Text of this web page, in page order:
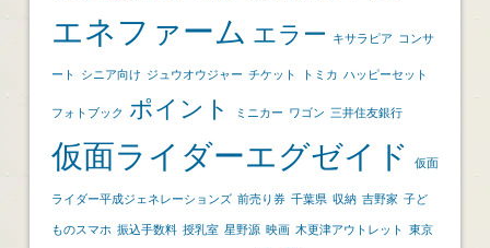
エネファーム エラー キサラピア コンサ
ート シニア向け ジュウオウジャー チケット トミカ ハッピーセット
フォトブック ポイント ミニカー ワゴン 三井住友銀行
仮面ライダーエグゼイド 仮面
ライダー平成ジェネレーションズ 前売り券 千葉県 収納 吉野家 子ど
ものスマホ 振込手数料 授乳室 星野源 映画 木更津アウトレット 東京